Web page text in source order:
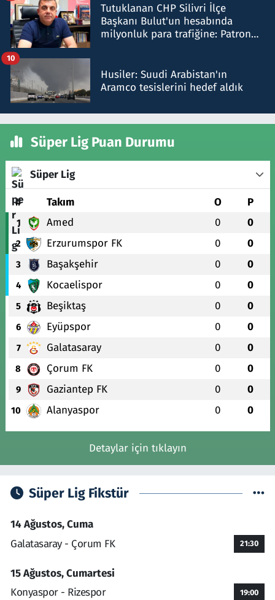
Tutuklanan CHP Silivri İlçe
Başkanı Bulut'un hesabında
milyonluk para trafiğine: Patron
Husiler: Suudi Arabistan'ın
Aramco tesislerini hedef aldık
10
Süper Lig Puan Durumu
Süper Lig
# Takım O P
1 Amed 0 0
2 Erzurumspor FK 0 0
3 Başakşehir 0 0
4 Kocaelispor 0 0
5 Beşiktaş 0 0
6 Eyüpspor 0 0
7 Galatasaray 0 0
8 Çorum FK 0 0
9 Gaziantep FK 0 0
10 Alanyaspor 0 0
Detaylar için tıklayın
Süper Lig Fikstür
14 Ağustos, Cuma
Galatasaray - Çorum FK
21:30
15 Ağustos, Cumartesi
Konyaspor - Rizespor
19:00